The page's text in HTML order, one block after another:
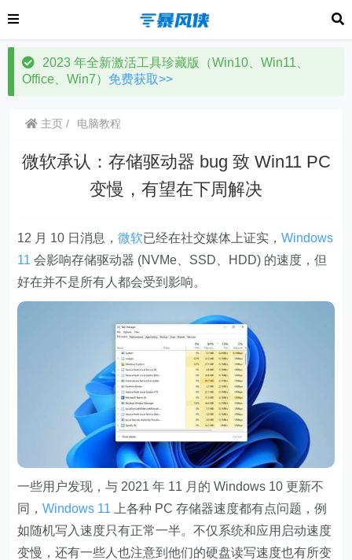
2023 年全新激活工具珍藏版（Win10、Win11、
Office、Win7） 免费获取>>
主页 电脑教程
微软承认：存储驱动器 bug 致 Win11 PC
变慢，有望在下周解决
12 月 10 日消息，微软已经在社交媒体上证实，Windows
11 会影响存储驱动器 (NVMe、SSD、HDD) 的速度，但
好在并不是所有人都会受到影响。
一些用户发现，与 2021 年 11 月的 Windows 10 更新不
同，Windows 11 上各种 PC 存储器速度都有点问题，例
如随机写入速度只有正常一半。不仅系统和应用启动速度
变慢，还有一些人也注意到他们的硬盘读写速度也有所变